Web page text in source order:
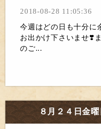
2018-08-28 11:05:36
今週はどの日も十分に
お出かけ下さいませ❣️
のご...
８月２４日金